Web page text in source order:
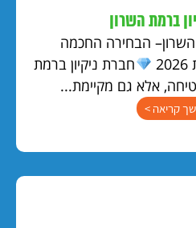
ברמת השרון
השרון– הבחירה החכמה
חברת ניקיון ברמת
אלא גם מקיימת...
קריאה >